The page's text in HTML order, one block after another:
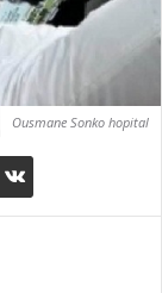
Ousmane Sonko hopital